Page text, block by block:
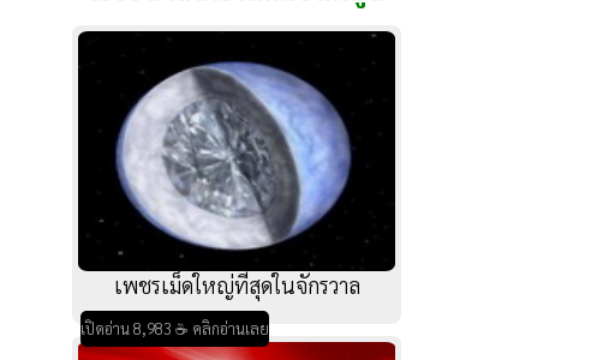
เพชรเม็ดใหญ่ที่สุดในจักรวาล
เปิดอ่าน 8,983 ☕ คลิกอ่านเลย